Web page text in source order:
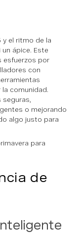
y el ritmo de la
ápice. Este
esfuerzos por
con
comunidad.
seguras,
o mejorando
algo justo para
para
de